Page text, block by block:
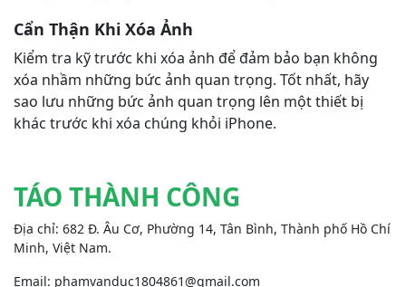
Cẩn Thận Khi Xóa Ảnh
Kiểm tra kỹ trước khi xóa ảnh để đảm bảo bạn không
xóa nhầm những bức ảnh quan trọng. Tốt nhất, hãy
sao lưu những bức ảnh quan trọng lên một thiết bị
khác trước khi xóa chúng khỏi iPhone.
TÁO THÀNH CÔNG
Địa chỉ: 682 Đ. Âu Cơ, Phường 14, Tân Bình, Thành phố Hồ Chí
Minh, Việt Nam.
Email: phamvanduc1804861@gmail.com